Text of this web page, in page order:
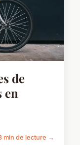
de
en
min de lecture →